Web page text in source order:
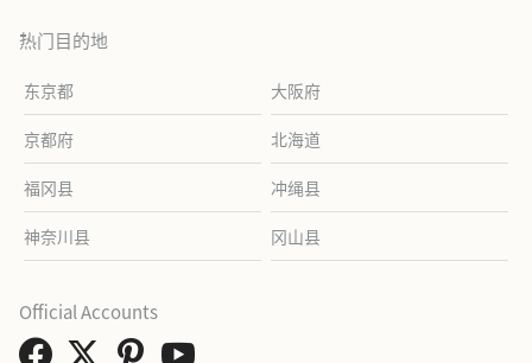
热门目的地
东京都 大阪府
京都府 北海道
福冈县 冲绳县
神奈川县 冈山县
Official Accounts